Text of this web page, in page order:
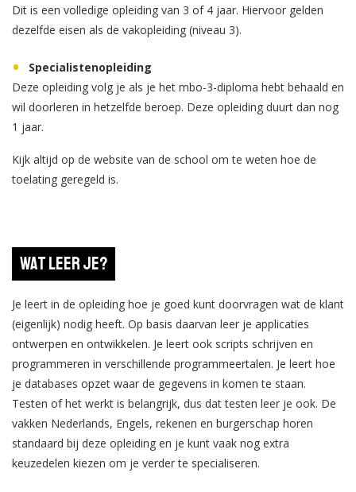
Dit is een volledige opleiding van 3 of 4 jaar. Hiervoor gelden
dezelfde eisen als de vakopleiding (niveau 3).
Specialistenopleiding
Deze opleiding volg je als je het mbo-3-diploma hebt behaald en
wil doorleren in hetzelfde beroep. Deze opleiding duurt dan nog
1 jaar.
Kijk altijd op de website van de school om te weten hoe de
toelating geregeld is.
Wat leer je?
Je leert in de opleiding hoe je goed kunt doorvragen wat de klant
(eigenlijk) nodig heeft. Op basis daarvan leer je applicaties
ontwerpen en ontwikkelen. Je leert ook scripts schrijven en
programmeren in verschillende programmeertalen. Je leert hoe
je databases opzet waar de gegevens in komen te staan.
Testen of het werkt is belangrijk, dus dat testen leer je ook. De
vakken Nederlands, Engels, rekenen en burgerschap horen
standaard bij deze opleiding en je kunt vaak nog extra
keuzedelen kiezen om je verder te specialiseren.